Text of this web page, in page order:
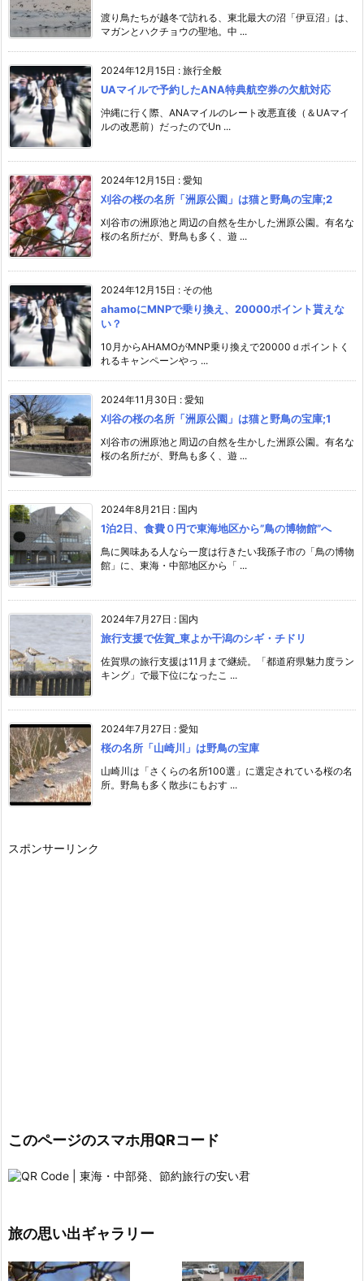
渡り鳥たちが越冬で訪れる、東北最大の沼「伊豆沼」は、
マガンとハクチョウの聖地。中 ...
2024年12月15日 : 旅行全般
UAマイルで予約したANA特典航空券の欠航対応
沖縄に行く際、ANAマイルのレート改悪直後（＆UAマイ
ルの改悪前）だったのでUn ...
2024年12月15日 : 愛知
刈谷の桜の名所「洲原公園」は猫と野鳥の宝庫;2
刈谷市の洲原池と周辺の自然を生かした洲原公園。有名な
桜の名所だが、野鳥も多く、遊 ...
2024年12月15日 : その他
ahamoにMNPで乗り換え、20000ポイント貰えな
い？
10月からAHAMOがMNP乗り換えで20000ｄポイントく
れるキャンペーンやっ ...
2024年11月30日 : 愛知
刈谷の桜の名所「洲原公園」は猫と野鳥の宝庫;1
刈谷市の洲原池と周辺の自然を生かした洲原公園。有名な
桜の名所だが、野鳥も多く、遊 ...
2024年8月21日 : 国内
1泊2日、食費０円で東海地区から”鳥の博物館”へ
鳥に興味ある人なら一度は行きたい我孫子市の「鳥の博物
館」に、東海・中部地区から「 ...
2024年7月27日 : 国内
旅行支援で佐賀_東よか干潟のシギ・チドリ
佐賀県の旅行支援は11月まで継続。「都道府県魅力度ラン
キング」で最下位になったこ ...
2024年7月27日 : 愛知
桜の名所「山崎川」は野鳥の宝庫
山崎川は「さくらの名所100選」に選定されている桜の名
所。野鳥も多く散歩にもおす ...
スポンサーリンク
このページのスマホ用QRコード
旅の思い出ギャラリー